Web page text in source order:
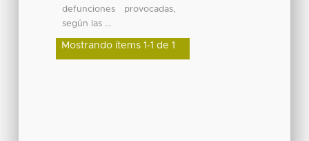
defunciones provocadas,
según las ...
Mostrando ítems 1-1 de 1